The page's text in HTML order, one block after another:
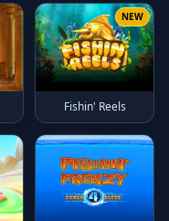
NEW
Fishin' Reels